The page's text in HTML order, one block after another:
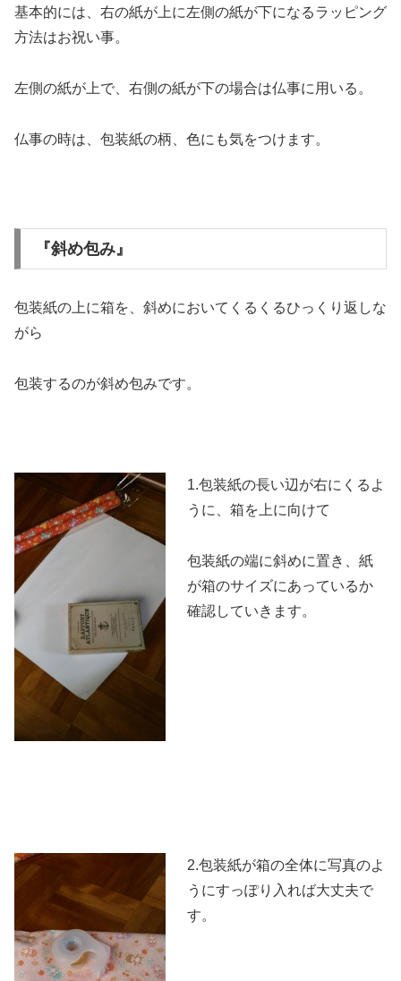
基本的には、右の紙が上に左側の紙が下になるラッピング
方法はお祝い事。
左側の紙が上で、右側の紙が下の場合は仏事に用いる。
仏事の時は、包装紙の柄、色にも気をつけます。
『斜め包み』
包装紙の上に箱を、斜めにおいてくるくるひっくり返しな
がら
包装するのが斜め包みです。
1.包装紙の長い辺が右にくるよ
うに、箱を上に向けて
包装紙の端に斜めに置き、紙
が箱のサイズにあっているか
確認していきます。
2.包装紙が箱の全体に写真のよ
うにすっぽり入れば大丈夫で
す。